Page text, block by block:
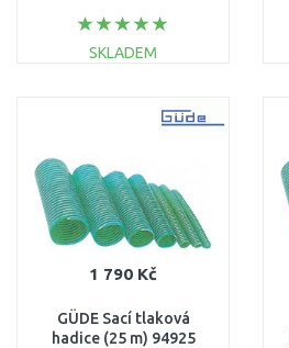
SKLADEM
1 790 Kč
GÜDE Sací tlaková
hadice (25 m) 94925